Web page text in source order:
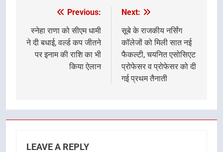
navigation
Previous:
स्नेहा राणा को सीएम धामी
ने दी बधाई, वर्ल्ड कप जीतने
पर इनाम की राशि का भी
किया ऐलान
Next:
सूबे के राजकीय नर्सिंग
कॉलेजों को मिली सात नई
फैकल्टी, चयनित एसोसिएट
प्रोफेसर व प्रोफेसर को दी
गई प्रथम तैनाती
LEAVE A REPLY